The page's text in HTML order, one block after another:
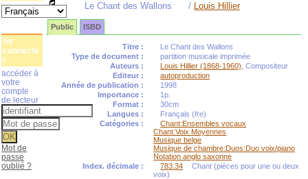
Le Chant des Wallons / Louis Hillier
Public ISBD
Titre :
Le Chant des Wallons
Type de document :
partition musicale imprimée
Auteurs :
Louis Hillier (1868-1960) , Compositeur
Editeur :
autoproduction
Année de publication :
1998
Importance :
1p.
Format :
30cm
Langues :
Français (fre)
Catégories :
Chant:Ensembles vocaux
Chant:Voix Moyennes
Musique belge
Musique de chambre:Duos:Duo voix/piano
Notation anglo saxonne
Index. décimale :
783.34
Chant (pièces pour une ou deux
voix)
Se
connecte
r
accéder à
votre
compte
de lecteur
Mot de
passe
oublié ?